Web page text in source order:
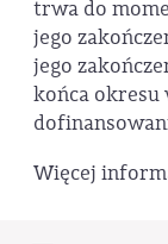
trwa do
jego
jego
końca
Więcej